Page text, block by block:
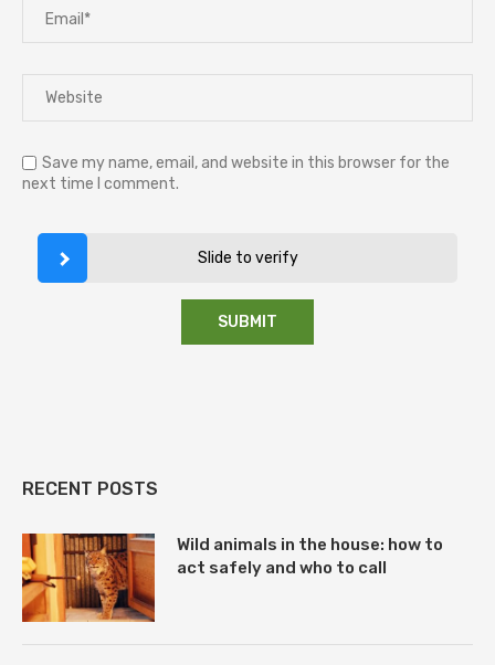
Save my name, email, and website in this browser for the
next time I comment.
Slide to verify
RECENT POSTS
Wild animals in the house: how to
act safely and who to call